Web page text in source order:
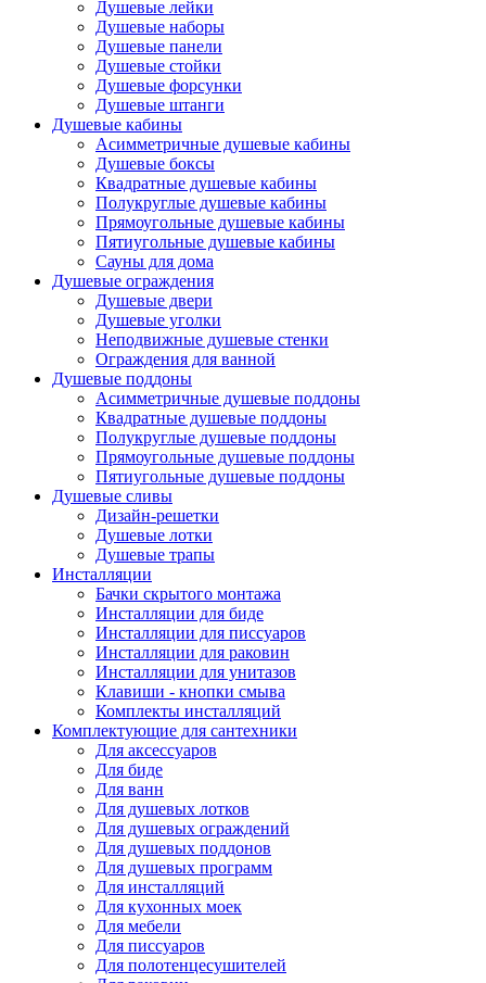
Душевые лейки
Душевые наборы
Душевые панели
Душевые стойки
Душевые форсунки
Душевые штанги
Душевые кабины
Асимметричные душевые кабины
Душевые боксы
Квадратные душевые кабины
Полукруглые душевые кабины
Прямоугольные душевые кабины
Пятиугольные душевые кабины
Сауны для дома
Душевые ограждения
Душевые двери
Душевые уголки
Неподвижные душевые стенки
Ограждения для ванной
Душевые поддоны
Асимметричные душевые поддоны
Квадратные душевые поддоны
Полукруглые душевые поддоны
Прямоугольные душевые поддоны
Пятиугольные душевые поддоны
Душевые сливы
Дизайн-решетки
Душевые лотки
Душевые трапы
Инсталляции
Бачки скрытого монтажа
Инсталляции для биде
Инсталляции для писсуаров
Инсталляции для раковин
Инсталляции для унитазов
Клавиши - кнопки смыва
Комплекты инсталляций
Комплектующие для сантехники
Для аксессуаров
Для биде
Для ванн
Для душевых лотков
Для душевых ограждений
Для душевых поддонов
Для душевых программ
Для инсталляций
Для кухонных моек
Для мебели
Для писсуаров
Для полотенцесушителей